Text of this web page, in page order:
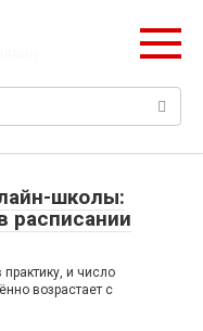
школы:
расписании
и число
возрастает с